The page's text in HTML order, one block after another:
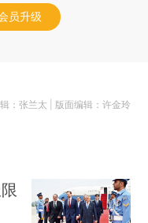
员升级
：张兰太 | 版面编辑：许金玲